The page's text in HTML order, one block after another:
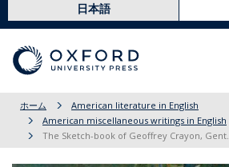
日本語
ホーム
American literature in English
American miscellaneous writings in English
The Sketch-book of Geoffrey Crayon, Gent.